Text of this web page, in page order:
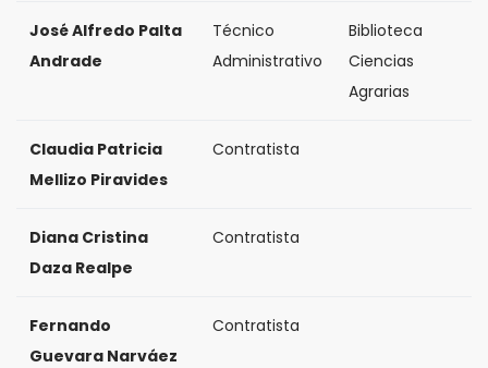
José Alfredo Palta
Andrade
Técnico
Administrativo
Biblioteca
Ciencias
Agrarias
Claudia Patricia
Mellizo Piravides
Contratista
Diana Cristina
Daza Realpe
Contratista
Fernando
Guevara Narváez
Contratista